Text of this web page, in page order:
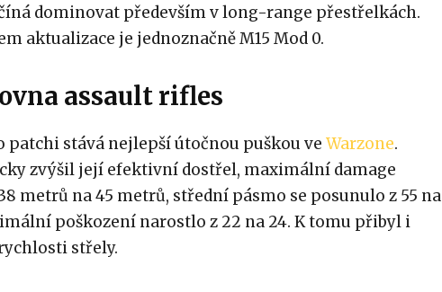
dominovat především v long-range přestřelkách.
aktualizace je jednoznačně M15 Mod 0.
assault rifles
patchi stává nejlepší útočnou puškou ve Warzone.
zvýšil její efektivní dostřel, maximální damage
metrů na 45 metrů, střední pásmo se posunulo z 55 na
poškození narostlo z 22 na 24. K tomu přibyl i
střely.